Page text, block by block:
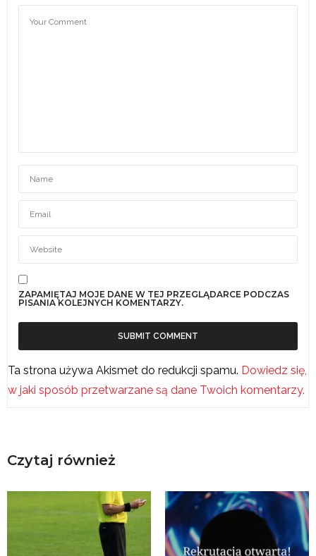
ZAPAMIĘTAJ MOJE DANE W TEJ PRZEGLĄDARCE PODCZAS
PISANIA KOLEJNYCH KOMENTARZY.
Ta strona używa Akismet do redukcji spamu. Dowiedz się,
w jaki sposób przetwarzane są dane Twoich komentarzy.
Czytaj również